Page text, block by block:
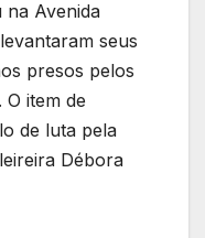
na Avenida
seus
presos pelos
item de
de luta pela
Débora